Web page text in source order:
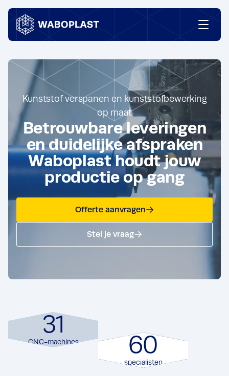
Ga naar content
Kunststof verspanen en kunststofbewerking
op maat
Betrouwbare leveringen
en duidelijke afspraken
Waboplast houdt jouw
productie op gang
Offerte aanvragen
Stel je vraag
95%
op tijd geleverd 0.8%
afkeuringspercentage
31
CNC-machines 60
specialisten